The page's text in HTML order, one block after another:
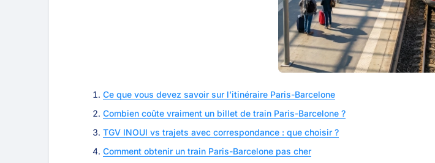
Ce que vous devez savoir sur l’itinéraire Paris-Barcelone
Combien coûte vraiment un billet de train Paris-Barcelone ?
TGV INOUI vs trajets avec correspondance : que choisir ?
Comment obtenir un train Paris-Barcelone pas cher